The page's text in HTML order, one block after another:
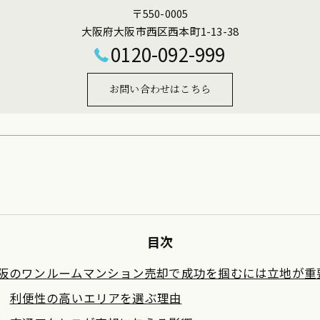
〒550-0005
大阪府大阪市西区西本町1-13-38
0120-092-999
お問い合わせはこちら
目次
のワンルームマンション売却で成功を掴むには立地が重
利便性の高いエリアを選ぶ理由